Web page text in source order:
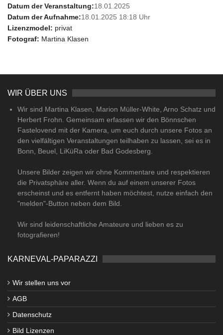
Datum der Veranstaltung:18.01.2025
Datum der Aufnahme:18.01.2025 18:18 Uhr
Lizenzmodel: privat
Fotograf: Martina Klasen
WIR ÜBER UNS
Wir sind Martina Klasen, Marion Müller-White, Arno Schatz und
Herbert Frohn. Gemeinsam erfassen wir den Bönnschen
Fastelovend mit der Kamera, um euch durch unsere Fotos an
den vielfältigen Veranstaltungen teilhaben zu lassen, sei es in
Bonn, Beuel, LiKüRa oder Bad Godesberg.
Unsere Bilder zeigen wir ohne Kommentare und respektieren
die Privatsphäre aller. Wenn du auf einem unserer Fotos
erscheinst und es entfernt haben möchtest, nutze einfach den
"melden"-Button neben dem Bild.
Wir sind leidenschaftliche Amateure und lieben es zu
fotografieren!
KARNEVAL-PAPARAZZI
Wir stellen uns vor
AGB
Datenschutz
Bild Lizenzen